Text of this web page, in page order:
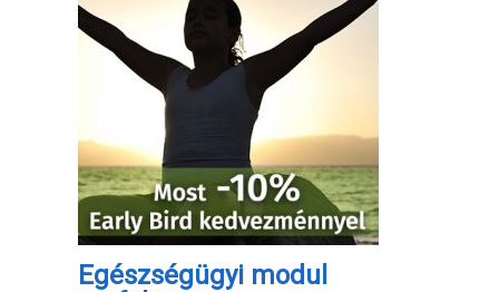
-
89
000 Ft
Egészségügyi modul